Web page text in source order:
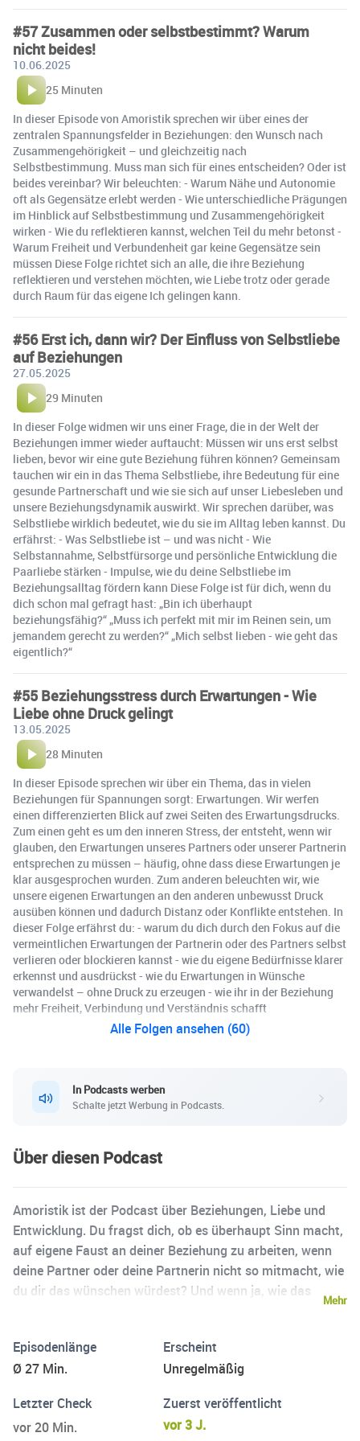
#57 Zusammen oder selbstbestimmt? Warum
nicht beides!
10.06.2025
25 Minuten
In dieser Episode von Amoristik sprechen wir über eines der
zentralen Spannungsfelder in Beziehungen: den Wunsch nach
Zusammengehörigkeit – und gleichzeitig nach
Selbstbestimmung. Muss man sich für eines entscheiden? Oder ist
beides vereinbar? Wir beleuchten: - Warum Nähe und Autonomie
oft als Gegensätze erlebt werden - Wie unterschiedliche Prägungen
im Hinblick auf Selbstbestimmung und Zusammengehörigkeit
wirken - Wie du reflektieren kannst, welchen Teil du mehr betonst -
Warum Freiheit und Verbundenheit gar keine Gegensätze sein
müssen Diese Folge richtet sich an alle, die ihre Beziehung
reflektieren und verstehen möchten, wie Liebe trotz oder gerade
durch Raum für das eigene Ich gelingen kann.
#56 Erst ich, dann wir? Der Einfluss von Selbstliebe
auf Beziehungen
27.05.2025
29 Minuten
In dieser Folge widmen wir uns einer Frage, die in der Welt der
Beziehungen immer wieder auftaucht: Müssen wir uns erst selbst
lieben, bevor wir eine gute Beziehung führen können? Gemeinsam
tauchen wir ein in das Thema Selbstliebe, ihre Bedeutung für eine
gesunde Partnerschaft und wie sie sich auf unser Liebesleben und
unsere Beziehungsdynamik auswirkt. Wir sprechen darüber, was
Selbstliebe wirklich bedeutet, wie du sie im Alltag leben kannst. Du
erfährst: - Was Selbstliebe ist – und was nicht - Wie
Selbstannahme, Selbstfürsorge und persönliche Entwicklung die
Paarliebe stärken - Impulse, wie du deine Selbstliebe im
Beziehungsalltag fördern kann Diese Folge ist für dich, wenn du
dich schon mal gefragt hast: „Bin ich überhaupt
beziehungsfähig?“ „Muss ich perfekt mit mir im Reinen sein, um
jemandem gerecht zu werden?“ „Mich selbst lieben - wie geht das
eigentlich?“
#55 Beziehungsstress durch Erwartungen - Wie
Liebe ohne Druck gelingt
13.05.2025
28 Minuten
In dieser Episode sprechen wir über ein Thema, das in vielen
Beziehungen für Spannungen sorgt: Erwartungen. Wir werfen
einen differenzierten Blick auf zwei Seiten des Erwartungsdrucks.
Zum einen geht es um den inneren Stress, der entsteht, wenn wir
glauben, den Erwartungen unseres Partners oder unserer Partnerin
entsprechen zu müssen – häufig, ohne dass diese Erwartungen je
klar ausgesprochen wurden. Zum anderen beleuchten wir, wie
unsere eigenen Erwartungen an den anderen unbewusst Druck
ausüben können und dadurch Distanz oder Konflikte entstehen. In
dieser Folge erfährst du: - warum du dich durch den Fokus auf die
vermeintlichen Erwartungen der Partnerin oder des Partners selbst
verlieren oder blockieren kannst - wie du eigene Bedürfnisse klarer
erkennst und ausdrückst - wie du Erwartungen in Wünsche
verwandelst – ohne Druck zu erzeugen - wie ihr in der Beziehung
mehr Freiheit, Verbindung und Verständnis schafft
Alle Folgen ansehen (60)
In Podcasts werben
Schalte jetzt Werbung in Podcasts.
Über diesen Podcast
Amoristik ist der Podcast über Beziehungen, Liebe und
Entwicklung. Du fragst dich, ob es überhaupt Sinn macht,
auf eigene Faust an deiner Beziehung zu arbeiten, wenn
deine Partner oder deine Partnerin nicht so mitmacht, wie
du dir das wünschen würdest? Und wenn ja, wie das
passenden Fragen. Wir, Alexandra Marko-Hinteregger und
Tina Rosenberger, sprechen über unsere beruflichen und
krisen so transformiert werden können, dass daraus
persönliche Entwicklung hin zu mehr Glück und
Mehr
Episodenlänge
Ø 27 Min.
Erscheint
Unregelmäßig
Letzter Check
vor 20 Min.
Zuerst veröffentlicht
vor 3 J.